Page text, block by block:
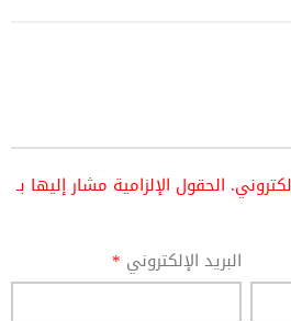
الحقول الإلزامية مشار إليها بـ
البريد الإلكتروني *